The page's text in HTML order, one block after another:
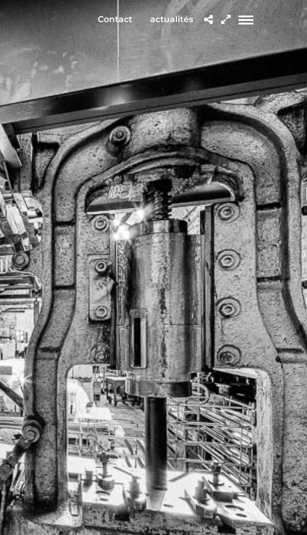
Contact actualités